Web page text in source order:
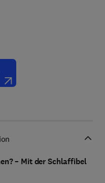
– Mit der Schlaffibel